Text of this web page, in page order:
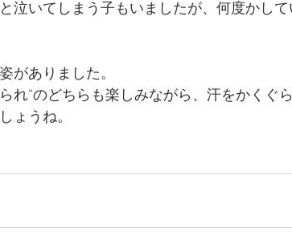
泣いてしまう子もいましたが、何度かし
がありました。
れ”のどちらも楽しみながら、汗をかくぐ
ょうね。